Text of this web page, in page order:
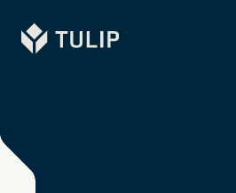
Tulip